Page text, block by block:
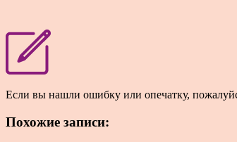
Если вы нашли ошибку или опечатку,
Похожие записи: